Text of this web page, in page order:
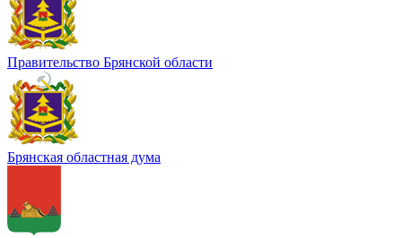
Правительство Брянской области
Брянская областная дума